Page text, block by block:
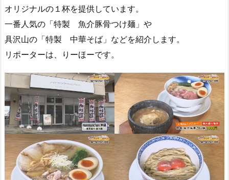
オリジナルの１杯を提供しています。
一番人気の「特製 魚介豚骨つけ麺」や
具沢山の「特製 中華そば」などを紹介します。
リポーターは、りーほーです。